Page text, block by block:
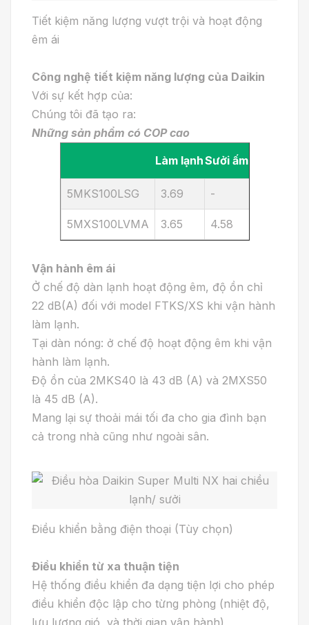
Tiết kiệm năng lượng vượt trội và hoạt động
êm ái
Công nghệ tiết kiệm năng lượng của Daikin
Với sự kết hợp của:
Chúng tôi đã tạo ra:
Những sản phẩm có COP cao
Làm lạnhSưởi ấm
5MKS100LSG 3.69 -
5MXS100LVMA 3.65 4.58
Vận hành êm ái
Ở chế độ dàn lạnh hoạt động êm, độ ồn chỉ
22 dB(A) đối với model FTKS/XS khi vận hành
làm lạnh.
Tại dàn nóng: ở chế độ hoạt động êm khi vận
hành làm lạnh.
Độ ồn của 2MKS40 là 43 dB (A) và 2MXS50
là 45 dB (A).
Mang lại sự thoải mái tối đa cho gia đình bạn
cả trong nhà cũng như ngoài sân.
Điều khiển bằng điện thoại (Tùy chọn)
Điều khiển từ xa thuận tiện
Hệ thống điều khiển đa dạng tiện lợi cho phép
điều khiển độc lập cho từng phòng (nhiệt độ,
lưu lượng gió, và thời gian vận hành)